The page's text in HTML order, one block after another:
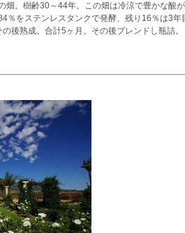
畑。樹齢30～44年。この畑は冷涼で豊かな酸
％をステンレスタンクで発酵、残り16％は3
後熟成。合計5ヶ月。その後ブレンドし瓶詰。